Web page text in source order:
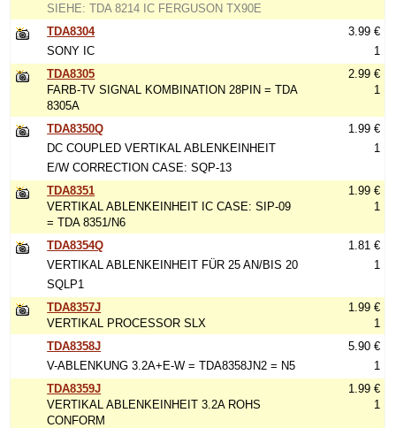
SIEHE: TDA 8214 IC FERGUSON TX90E
TDA8304
SONY IC
3.99 €
1
TDA8305
FARB-TV SIGNAL KOMBINATION 28PIN = TDA
8305A
2.99 €
1
TDA8350Q
DC COUPLED VERTIKAL ABLENKEINHEIT
E/W CORRECTION CASE: SQP-13
1.99 €
1
TDA8351
VERTIKAL ABLENKEINHEIT IC CASE: SIP-09
= TDA 8351/N6
1.99 €
1
TDA8354Q
VERTIKAL ABLENKEINHEIT FÜR 25 AN/BIS 20
SQLP1
1.81 €
1
TDA8357J
VERTIKAL PROCESSOR SLX
1.99 €
1
TDA8358J
V-ABLENKUNG 3.2A+E-W = TDA8358JN2 = N5
5.90 €
1
TDA8359J
VERTIKAL ABLENKEINHEIT 3.2A ROHS
CONFORM
1.99 €
1